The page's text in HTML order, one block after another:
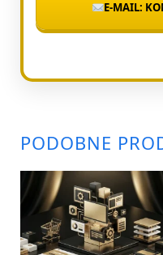
E-MAIL:
PODOBNE